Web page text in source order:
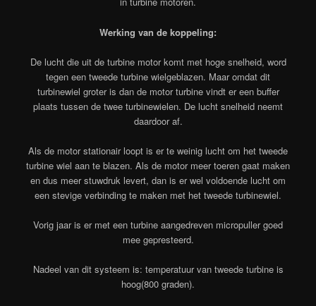
Werking van de koppeling:
De lucht die uit de turbine motor komt met hoge snelheid, word
tegen een tweede turbine wielgeblazen. Maar omdat dit
turbinewiel groter is dan de motor turbine vindt er een buffer
plaats tussen de twee turbinewielen. De lucht snelheid neemt
daardoor af.
Als de motor stationair loopt is er te weinig lucht om het tweede
turbine wiel aan te blazen. Als de motor meer toeren gaat maken
en dus meer stuwdruk levert, dan is er wel voldoende lucht om
een stevige verbinding te maken met het tweede turbinewiel.
Vorig jaar is er met een turbine aangedreven micropuller goed
mee gepresteerd.
Nadeel van dit systeem is: temperatuur van tweede turbine is
hoog(800 graden).